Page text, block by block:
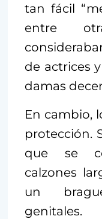
tan fácil
entre
de actrices
damas
En cambio,
protección.
que se
calzones
un